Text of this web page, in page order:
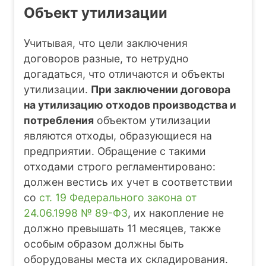
Объект утилизации
Учитывая, что цели заключения
договоров разные, то нетрудно
догадаться, что отличаются и объекты
утилизации. При заключении договора
на утилизацию отходов производства и
потребления объектом утилизации
являются отходы, образующиеся на
предприятии. Обращение с такими
отходами строго регламентировано:
должен вестись их учет в соответствии
со ст. 19 Федерального закона от
24.06.1998 № 89-ФЗ, их накопление не
должно превышать 11 месяцев, также
особым образом должны быть
оборудованы места их складирования.